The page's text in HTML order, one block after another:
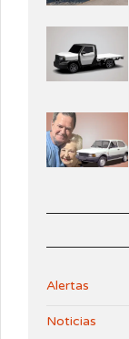
Alertas
Noticias